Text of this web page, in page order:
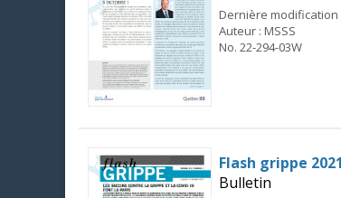
Dernière modification
Auteur : MSSS
No. 22-294-03W
Flash grippe
Bulletin